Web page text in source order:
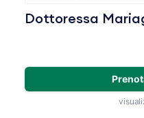
Dottoressa